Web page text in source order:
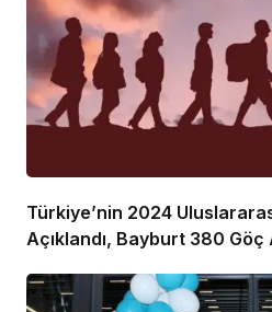
Türkiye’nin 2024
Açıklandı, Bayburt 380 Göç